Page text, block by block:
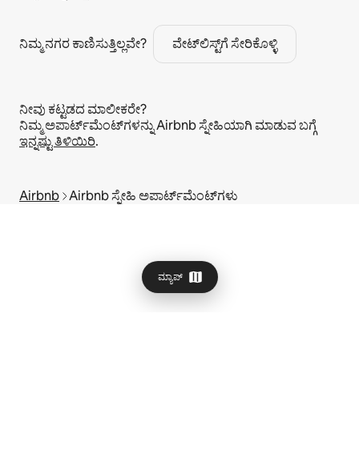
ಮ್ಯಾಪ್
ನಿಮ್ಮ ನಗರ ಕಾಣಿಸುತ್ತಿಲ್ಲವೇ? ವೇಟ್‌ಲಿಸ್ಟ್‌ಗೆ ಸೇರಿಕೊಳ್ಳಿ
ನೀವು ಕಟ್ಟಡದ ಮಾಲೀಕರೇ?
ನಿಮ್ಮ ಅಪಾರ್ಟ್‌ಮೆಂಟ್‌ಗಳನ್ನು Airbnb ಸ್ನೇಹಿಯಾಗಿ ಮಾಡುವ ಬಗ್ಗೆ
ಇನ್ನಷ್ಟು ತಿಳಿಯಿರಿ.
Airbnb Airbnb ಸ್ನೇಹಿ ಅಪಾರ್ಟ್‌ಮೆಂಟ್‌ಗಳು